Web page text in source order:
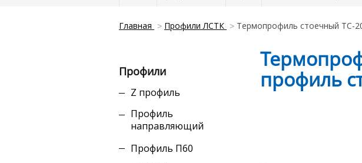
Главная Профили ЛСТК Термопрофиль стоечный ТС-
Профили
Z профиль
Профиль
направляющий
Профиль П60
профиль